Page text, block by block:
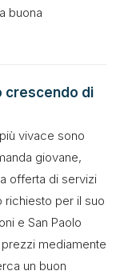
buona
crescendo di
vivace sono
giovane,
offerta di servizi
richiesto per il suo
e San Paolo
mediamente
un buon